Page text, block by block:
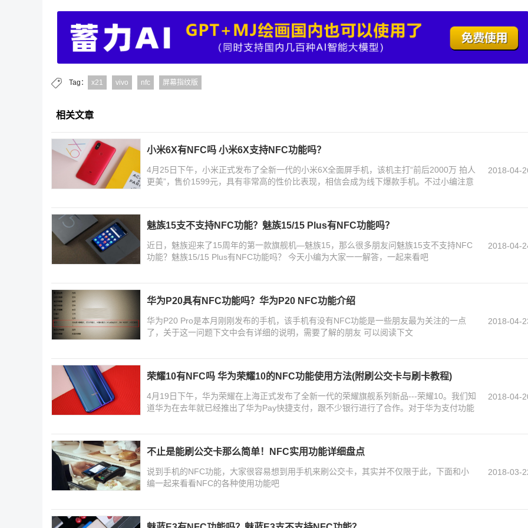
Tag： x21 vivo nfc 屏幕指纹版
相关文章
小米6X有NFC吗 小米6X支持NFC功能吗？
4月25日下午，小米正式发布了全新一代的小米6X全面屏手机，该机主打“前后2000万 拍人
更美”，售价1599元，具有非常高的性价比表现，相信会成为线下爆款手机。不过小编注意
2018-04-
魅族15支不支持NFC功能？魅族15/15 Plus有NFC功能吗？
近日，魅族迎来了15周年的第一款旗舰机—魅族15，那么很多朋友问魅族15支不支持NFC
功能？魅族15/15 Plus有NFC功能吗？ 今天小编为大家一一解答，一起来看吧
2018-04-
华为P20具有NFC功能吗？华为P20 NFC功能介绍
华为P20 Pro是本月刚刚发布的手机，该手机有没有NFC功能是一些朋友最为关注的一点
了，关于这一问题下文中会有详细的说明，需要了解的朋友 可以阅读下文
2018-04-
荣耀10有NFC吗 华为荣耀10的NFC功能使用方法(附刷公交卡与刷卡教程)
4月19日下午，华为荣耀在上海正式发布了全新一代的荣耀旗舰系列新品---荣耀10。我们知
道华为在去年就已经推出了华为Pay快捷支付，跟不少银行进行了合作。对于华为支付功能
2018-04-
不止是能刷公交卡那么简单！NFC实用功能详细盘点
说到手机的NFC功能，大家很容易想到用手机来刷公交卡，其实并不仅限于此，下面和小
编一起来看看NFC的各种使用功能吧
2018-03-